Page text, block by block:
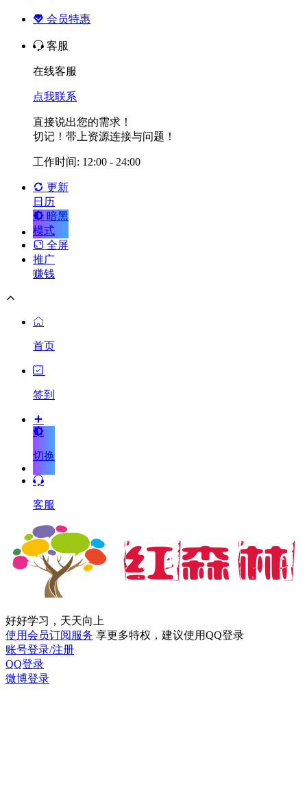
会员特惠
客服
在线客服
点我联系
直接说出您的需求！
切记！带上资源连接与问题！
工作时间: 12:00 - 24:00
更新
日历
暗黑
模式
全屏
推广
赚钱
首页
签到
切换
客服
好好学习，天天向上
使用会员订阅服务 享更多特权，建议使用QQ登录
账号登录/注册
QQ登录
微博登录